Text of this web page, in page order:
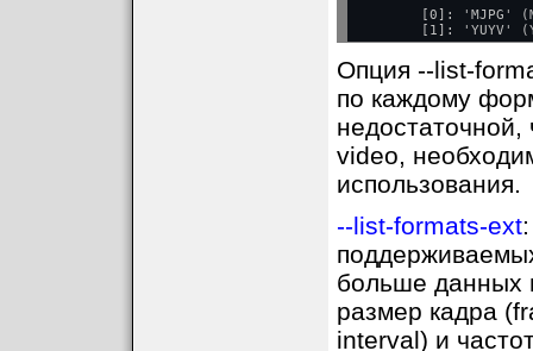
[0]: 'MJPG'
Опция --list-
по каждому
video,
использования.
--list-formats-ext
больше данных
размер кадра
interval) и